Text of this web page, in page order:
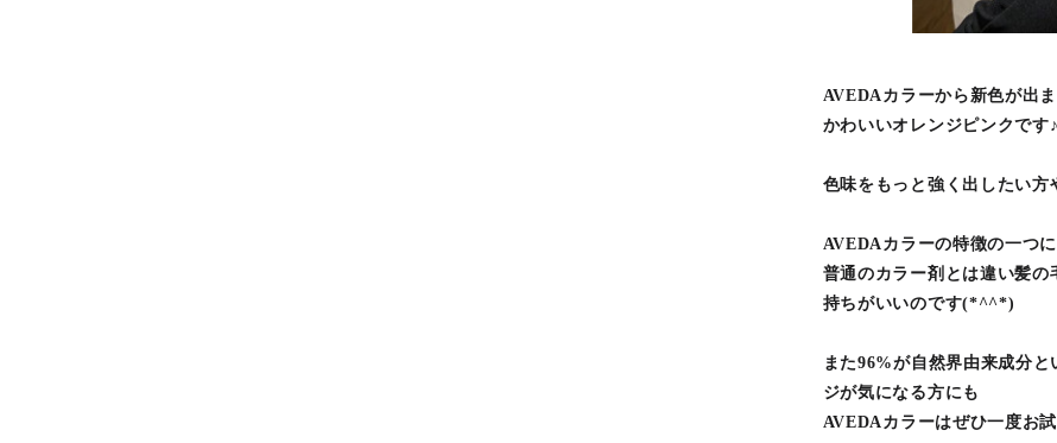
AVEDAカラーから新色が出
かわいいオレンジピンクです♪
色味をもっと強く出したい
AVEDAカラーの特徴の一つ
普通のカラー剤とは違い髪
持ちがいいのです(*^^*)
また96%が自然界由来成分
ジが気になる方にも
AVEDAカラーはぜひ一度お